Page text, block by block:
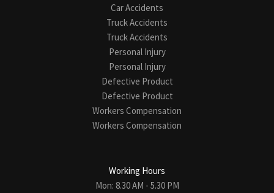
Car Accidents
Truck Accidents
Truck Accidents
Personal Injury
Personal Injury
Defective Product
Defective Product
Workers Compensation
Workers Compensation
Working Hours
Mon: 8.30 AM - 5.30 PM